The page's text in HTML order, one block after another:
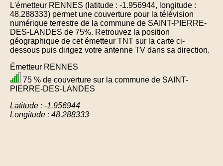
L'émetteur RENNES (latitude : -1.956944, longitude :
48.288333) permet une couverture pour la télévision
numérique terrestre de la commune de SAINT-PIERRE-
DES-LANDES de 75%. Retrouvez la position
géographique de cet émetteur TNT sur la carte ci-
dessous puis dirigez votre antenne TV dans sa direction.
Émetteur RENNES
75 % de couverture sur la commune de SAINT-
PIERRE-DES-LANDES
Latitude : -1.956944
Longitude : 48.288333